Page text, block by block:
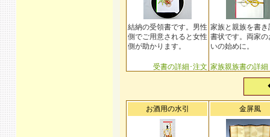
結納の受領書です。男性
側でご用意されると女性
側が助かります。
受書の詳細･注文
家族と親族を書き
書状です。両家の
いの始めに。
家族親族書の詳細
お酒用の水引 金屏風